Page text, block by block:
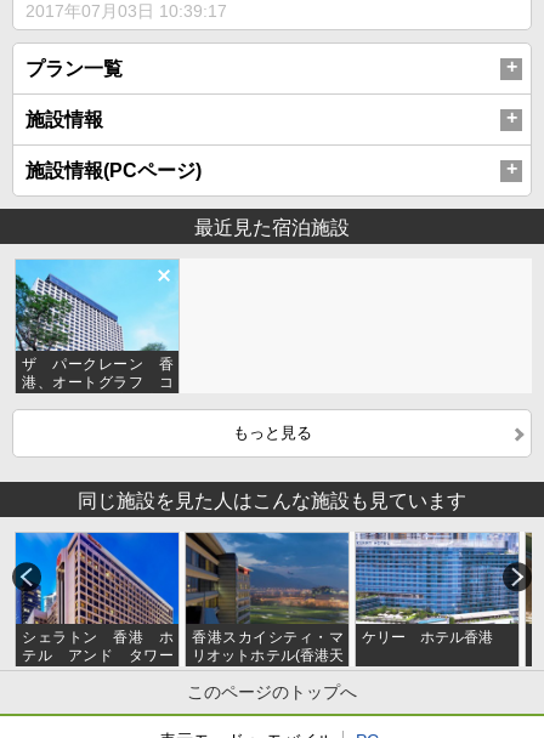
2017年07月03日 10:39:17
プラン一覧
施設情報
施設情報(PCページ)
最近見た宿泊施設
ザ パークレーン 香
港、オートグラフ コ
もっと見る
同じ施設を見た人はこんな施設も見ています
シェラトン 香港 ホ
テル アンド タワー
ズ(香港喜来登酒店)
香港スカイシティ・マ
リオットホテル(香港天
際萬豪酒店)
ケリー ホテル香港
このページのトップへ